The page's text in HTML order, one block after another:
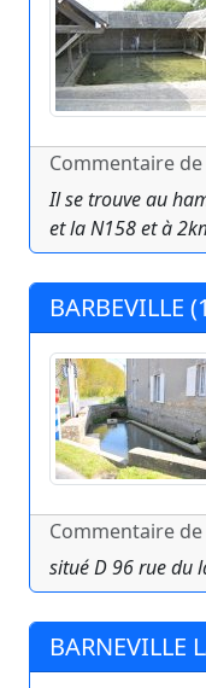
Commentaire
Il se trouve au
et la N158 et à
BARBEVILLE
Commentaire
situé D 96 rue du
BARNEVILLE